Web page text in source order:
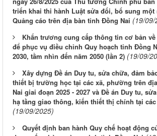
triển khai thi hành Luật sửa đổi, bổ sung một
Quảng cáo trên địa bàn tỉnh Đồng Nai (19/09/
Khẩn trương cung cấp thông tin cơ bản
để phục vụ điều chỉnh Quy hoạch tỉnh Đồng
2030, tầm nhìn đến năm 2050 (lần 2) (19/09/
Xây dựng Đề án Duy tu, sửa chữa, đảm
thiết bị trường học tại các xã, phường trên
Nai giai đoạn 2025 - 2027 và Đề án Duy tu,
hạ tầng giao thông, kiến thiết thị chính tại
(19/09/2025)
Quyết định ban hành Quy chế hoạt động